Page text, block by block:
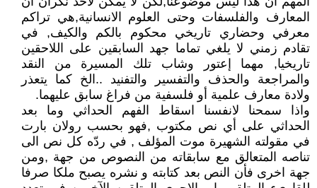
المعارف والفلسفات وحتى العلوم الانسانية,هي تراكم
معرفي وحضاري تاريخي محكوم بالكم والكيف, في
تقادم زمني لا يلغي تماما جهد السابقين على اللاحقين
تاريخيا, مهما إعتور وشاب تلك المسيرة من النقد
والمراجعة والحذف والتفسير والتفنيد ..الخ كما يتعذر
ولادة معارف علمية أو فلسفية من فراغ سابق عليهما.
واذا سمحنا لانفسنا اسقاط الفهم الحداثي وما بعد
الحداثي على أي نص مكتوب ,فهو بحسب رولان بارت
في مقولته الشهيرة موت المؤلف , في ردّه كل نص الى
تناصه المتعالق مع سابقاته من النصوص من جهة ,ومن
جهة اخرى فأن النص بعد كتابته و نشره يصبح ملكا صرفا